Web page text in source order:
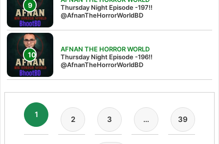
Thursday Night Episode -197!!‪
@AfnanTheHorrorWorldBD‬
AFNAN THE HORROR WORLD
Thursday Night Episode -196!!
@AfnanTheHorrorWorldBD
1
2 3 … 39